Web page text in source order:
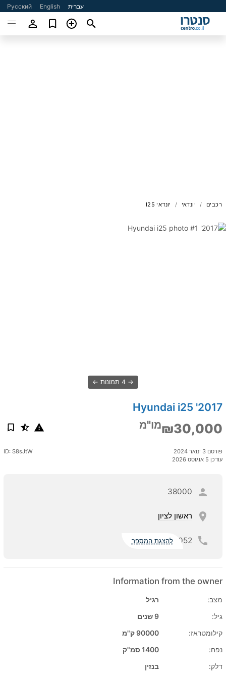
עברית English
Русский
רכבים יונדאי יונדאי I25
4 תמונות
2017' Hyundai i25
₪30,000מו"מ
פורסם 3 ינואר 2024
עודכן 5 אוגוסט 2026
ID: S8sJtW
38000
ראשון לציון
052 להצגת המספר
Information from the owner
מצב:
רגיל
גיל:
9 שנים
קילומטראז:
90000 ק"מ
נפח:
1400 סמ"ק
דלק:
בנזין